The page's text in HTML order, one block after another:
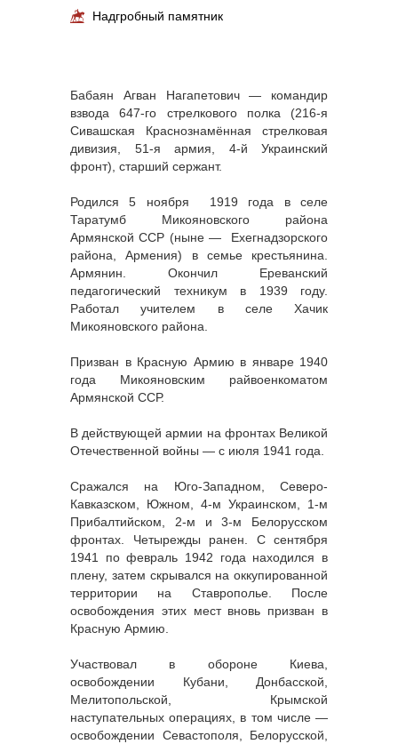
Надгробный памятник
Бабаян Агван Нагапетович — командир
взвода 647-го стрелкового полка (216-я
Сивашская Краснознамённая стрелковая
дивизия, 51-я армия, 4-й Украинский
фронт), старший сержант.
Родился 5 ноября 1919 года в селе
Таратумб Микояновского района
Армянской ССР (ныне — Ехегнадзорского
района, Армения) в семье крестьянина.
Армянин. Окончил Ереванский
педагогический техникум в 1939 году.
Работал учителем в селе Хачик
Микояновского района.
Призван в Красную Армию в январе 1940
года Микояновским райвоенкоматом
Армянской ССР.
В действующей армии на фронтах Великой
Отечественной войны — с июля 1941 года.
Сражался на Юго-Западном, Северо-
Кавказском, Южном, 4-м Украинском, 1-м
Прибалтийском, 2-м и 3-м Белорусском
фронтах. Четырежды ранен. С сентября
1941 по февраль 1942 года находился в
плену, затем скрывался на оккупированной
территории на Ставрополье. После
освобождения этих мест вновь призван в
Красную Армию.
Участвовал в обороне Киева,
освобождении Кубани, Донбасской,
Мелитопольской, Крымской
наступательных операциях, в том числе —
освобождении Севастополя, Белорусской,